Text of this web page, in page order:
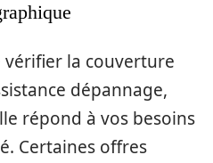
vérifier la couverture
dépannage,
répond à vos besoins
Certaines offres